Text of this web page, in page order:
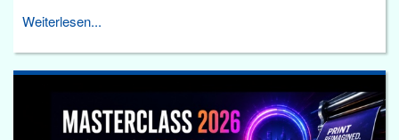
Weiterlesen...